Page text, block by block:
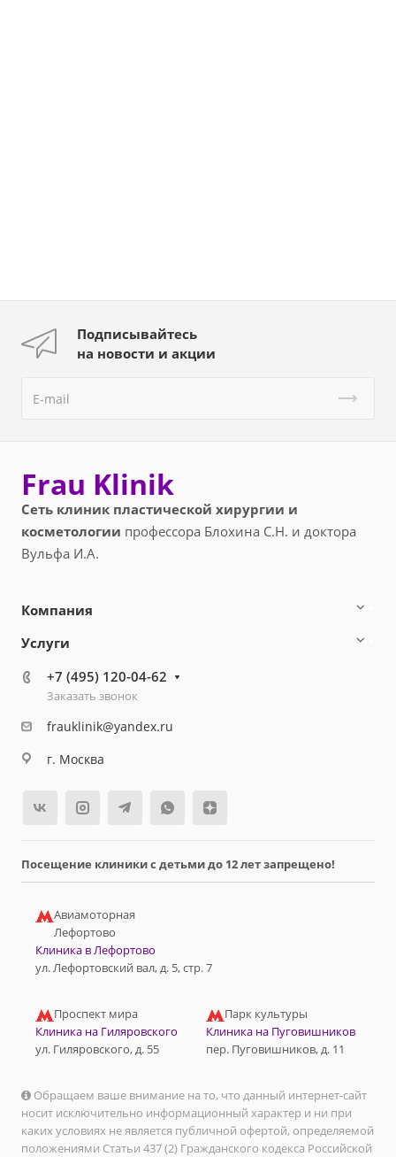
Подписывайтесь
на новости и акции
Frau Klinik
Сеть клиник пластической хирургии и
косметологии профессора Блохина С.Н. и доктора
Вульфа И.А.
Компания
Услуги
+7 (495) 120-04-62
Заказать звонок
frauklinik@yandex.ru
г. Москва
Посещение клиники с детьми до 12 лет запрещено!
Авиамоторная
Лефортово
Клиника в Лефортово
ул. Лефортовский вал, д. 5, стр. 7
Проспект мира
Клиника на Гиляровского
ул. Гиляровского, д. 55
Парк культуры
Клиника на Пуговишников
пер. Пуговишников, д. 11
Обращаем ваше внимание на то, что данный интернет-сайт
носит исключительно информационный характер и ни при
каких условиях не является публичной офертой, определяемой
положениями Статьи 437 (2) Гражданского кодекса Российской